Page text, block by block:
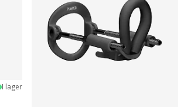
I lager